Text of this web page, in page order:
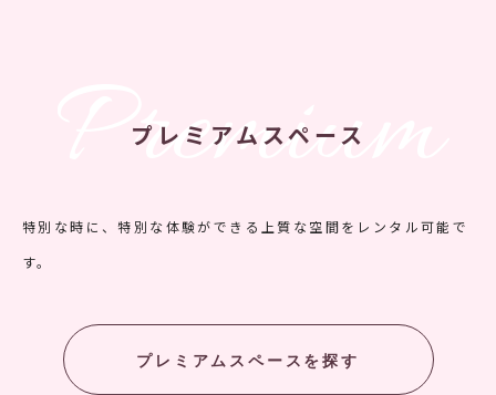
プレミアムスペース
Premium
特別な時に、特別な体験ができる上質な空間をレンタル可能で
す。
プレミアムスペースを探す